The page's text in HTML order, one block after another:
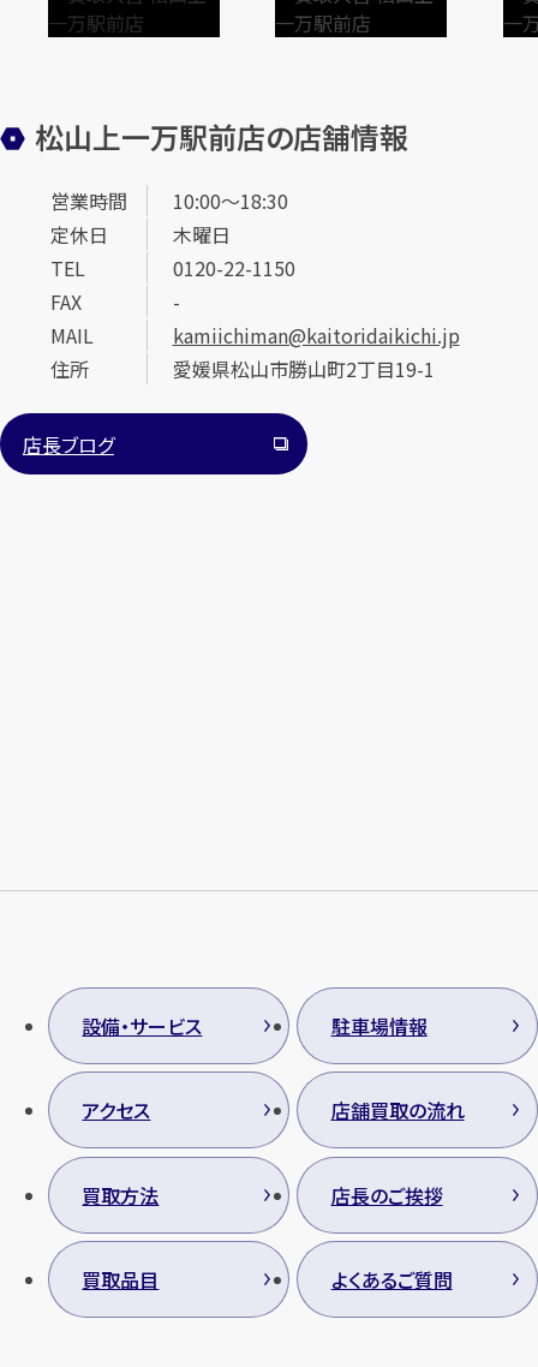
カンタン無料
松山上一万駅前店の店舗情報
営業時間
10:00～18:30
定休日
木曜日
TEL
0120-22-1150
FAX
-
MAIL
kamiichiman@kaitoridaikichi.jp
住所
愛媛県松山市勝山町2丁目19-1
店長ブログ
設備・サービス 駐車場情報
アクセス 店舗買取の流れ
買取方法 店長のご挨拶
買取品目 よくあるご質問